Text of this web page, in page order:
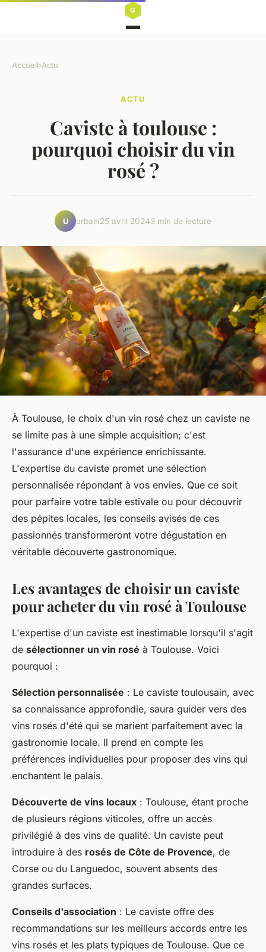
Accueil›Actu
ACTU
Caviste à toulouse :
pourquoi choisir du vin
rosé ?
U urbain25 avril 20243 min de lecture
À Toulouse, le choix d'un vin rosé chez un caviste ne
se limite pas à une simple acquisition; c'est
l'assurance d'une expérience enrichissante.
L'expertise du caviste promet une sélection
personnalisée répondant à vos envies. Que ce soit
pour parfaire votre table estivale ou pour découvrir
des pépites locales, les conseils avisés de ces
passionnés transformeront votre dégustation en
véritable découverte gastronomique.
Les avantages de choisir un caviste
pour acheter du vin rosé à Toulouse
L'expertise d'un caviste est inestimable lorsqu'il s'agit
de sélectionner un vin rosé à Toulouse. Voici
pourquoi :
Sélection personnalisée : Le caviste toulousain, avec
sa connaissance approfondie, saura guider vers des
vins rosés d'été qui se marient parfaitement avec la
gastronomie locale. Il prend en compte les
préférences individuelles pour proposer des vins qui
enchantent le palais.
Découverte de vins locaux : Toulouse, étant proche
de plusieurs régions viticoles, offre un accès
privilégié à des vins de qualité. Un caviste peut
introduire à des rosés de Côte de Provence, de
Corse ou du Languedoc, souvent absents des
grandes surfaces.
Conseils d'association : Le caviste offre des
recommandations sur les meilleurs accords entre les
vins rosés et les plats typiques de Toulouse. Que ce